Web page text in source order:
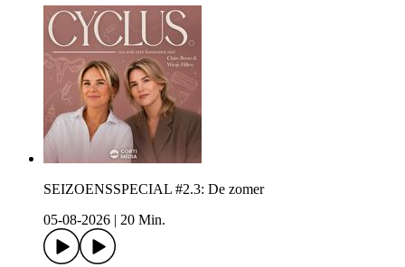
SEIZOENSSPECIAL #2.3: De zomer
05-08-2026
20 Min.